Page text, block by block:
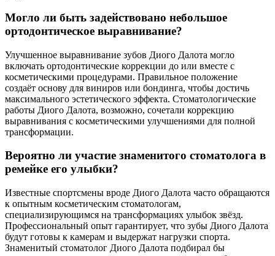
Могло ли быть задействовано небольшое
ортодонтическое выравнивание?
Улучшенное выравнивание зубов Диого Далота могло
включать ортодонтические коррекции до или вместе с
косметическими процедурами. Правильное положение
создаёт основу для виниров или бондинга, чтобы достичь
максимального эстетического эффекта. Стоматологические
работы Диого Далота, возможно, сочетали коррекцию
выравнивания с косметическими улучшениями для полной
трансформации.
Вероятно ли участие знаменитого стоматолога в
ремейке его улыбки?
Известные спортсмены вроде Диого Далота часто обращаются
к опытным косметическим стоматологам,
специализирующимся на трансформациях улыбок звёзд.
Профессиональный опыт гарантирует, что зубы Диого Далота
будут готовы к камерам и выдержат нагрузки спорта.
Знаменитый стоматолог Диого Далота подбирал бы